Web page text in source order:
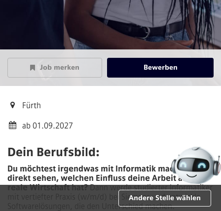
Job merken Bewerben
Fürth
ab 01.09.2027
Dein Berufsbild:
Du möchtest irgendwas mit Informatik machen und
direkt sehen, welchen Einfluss deine Arbeit auf die
reale Wirtschaft hat?Dann werde studierter Informatiker
mit vertiefter Praxis (w/m/d) bei Siemens und entwickle
Softwarelösungen, die den Unterschied machen.
Andere Stelle wählen